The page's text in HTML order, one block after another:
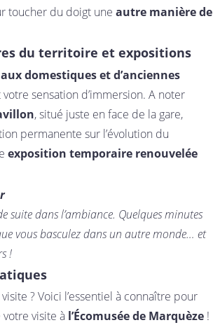
toucher du doigt une autre manière de
du territoire et expositions
domestiques et d’anciennes
sensation d’immersion. A noter
, situé juste en face de la gare,
permanente sur l’évolution du
exposition temporaire renouvelée
suite dans l’ambiance. Quelques minutes
vous basculez dans un autre monde… et
!
? Voici l’essentiel à connaître pour
visite à l’Écomusée de Marquèze !